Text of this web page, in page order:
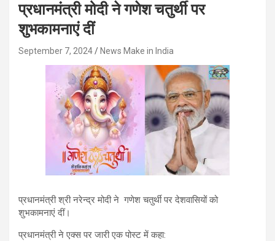
प्रधानमंत्री मोदी ने गणेश चतुर्थी पर
शुभकामनाएं दीं
September 7, 2024 News Make in India
प्रधानमंत्री श्री नरेन्द्र मोदी ने गणेश चतुर्थी पर देशवासियों को
शुभकामनाएं दीं।
प्रधानमंत्री ने एक्स पर जारी एक पोस्ट में कहा: